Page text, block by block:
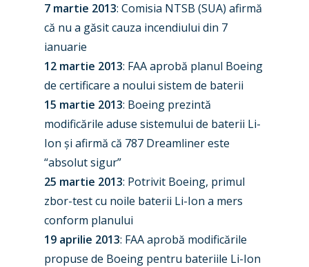
7 martie 2013: Comisia NTSB (SUA) afirmă
că nu a găsit cauza incendiului din 7
ianuarie
12 martie 2013: FAA aprobă planul Boeing
de certificare a noului sistem de baterii
15 martie 2013: Boeing prezintă
modificările aduse sistemului de baterii Li-
Ion și afirmă că 787 Dreamliner este
“absolut sigur”
25 martie 2013: Potrivit Boeing, primul
zbor-test cu noile baterii Li-Ion a mers
conform planului
19 aprilie 2013: FAA aprobă modificările
propuse de Boeing pentru bateriile Li-Ion